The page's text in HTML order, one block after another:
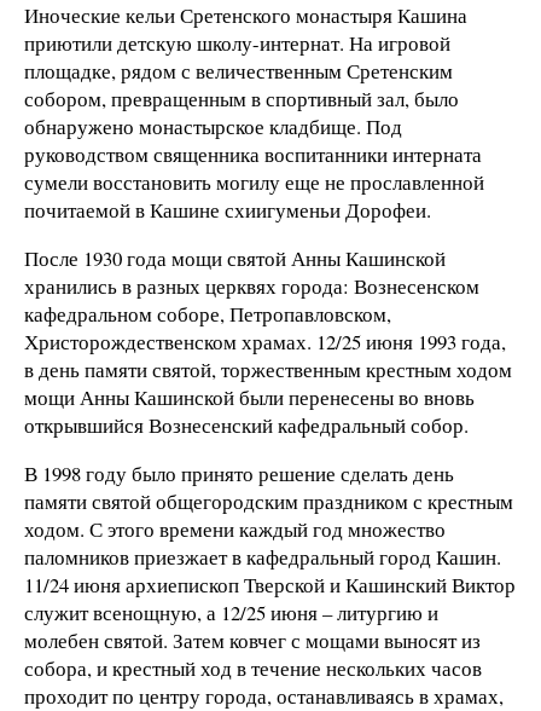
Иноческие кельи Сретенского монастыря Кашина
приютили детскую школу-интернат. На игровой
площадке, рядом с величественным Сретенским
собором, превращенным в спортивный зал, было
обнаружено монастырское кладбище. Под
руководством священника воспитанники интерната
сумели восстановить могилу еще не прославленной
почитаемой в Кашине схиигуменьи Дорофеи.
После 1930 года мощи святой Анны Кашинской
хранились в разных церквях города: Вознесенском
кафедральном соборе, Петропавловском,
Христорождественском храмах. 12/25 июня 1993 года,
в день памяти святой, торжественным крестным ходом
мощи Анны Кашинской были перенесены во вновь
открывшийся Вознесенский кафедральный собор.
В 1998 году было принято решение сделать день
памяти святой общегородским праздником с крестным
ходом. С этого времени каждый год множество
паломников приезжает в кафедральный город Кашин.
11/24 июня архиепископ Тверской и Кашинский Виктор
служит всенощную, а 12/25 июня – литургию и
молебен святой. Затем ковчег с мощами выносят из
собора, и крестный ход в течение нескольких часов
проходит по центру города, останавливаясь в храмах,